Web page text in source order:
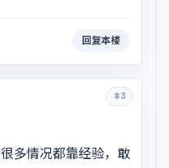
回复本楼
#3
多情况都靠经验，敢